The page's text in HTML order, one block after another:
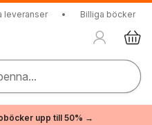
leveranser • Billiga böcker
upp till 50% →